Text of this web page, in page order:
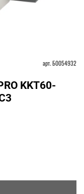
арт.Б0054932
KKT60-